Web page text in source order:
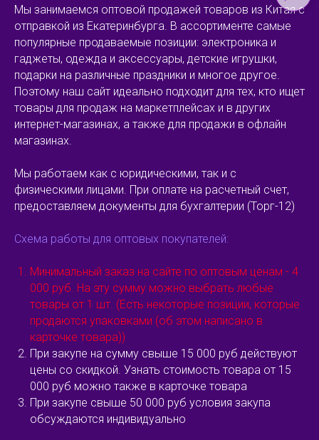
Мы занимаемся оптовой продажей товаров из Китая с
отправкой из Екатеринбурга. В ассортименте самые
популярные продаваемые позиции: электроника и
гаджеты, одежда и аксессуары, детские игрушки,
подарки на различные праздники и многое другое.
Поэтому наш сайт идеально подходит для тех, кто ищет
товары для продаж на маркетплейсах и в других
интернет-магазинах, а также для продажи в офлайн
магазинах.
Мы работаем как с юридическими, так и с
физическими лицами. При оплате на расчетный счет,
предоставляем документы для бухгалтерии (Торг-12)
Схема работы для оптовых покупателей:
Минимальный заказ на сайте по оптовым ценам - 4
000 руб. На эту сумму можно выбрать любые
товары от 1 шт. (Есть некоторые позиции, которые
продаются упаковками (об этом написано в
карточке товара))
При закупе на сумму свыше 15 000 руб действуют
цены со скидкой. Узнать стоимость товара от 15
000 руб можно также в карточке товара
При закупе свыше 50 000 руб условия закупа
обсуждаются индивидуально